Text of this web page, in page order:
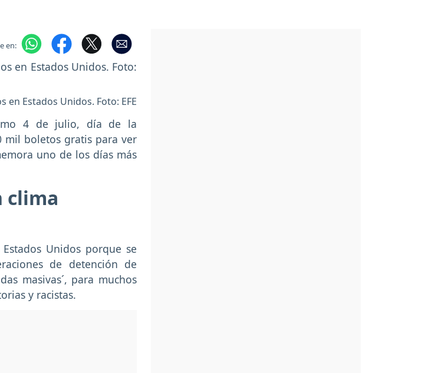
en:
Estados Unidos. Foto: EFE
4 de julio, día de la
mil boletos gratis para ver
uno de los días más
clima
Unidos porque se
de detención de
masivas´, para muchos
y racistas.